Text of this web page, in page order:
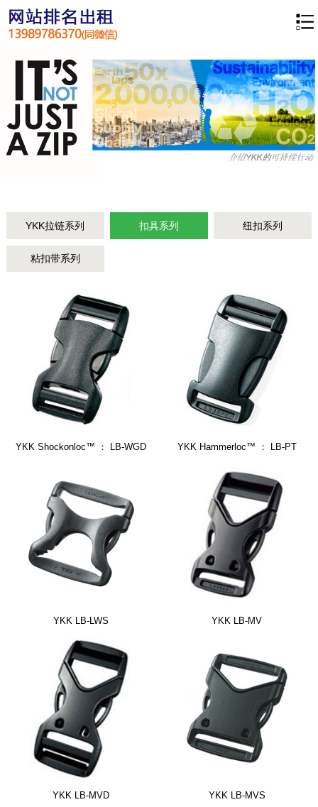
YKK拉链系列 扣具系列 纽扣系列
粘扣带系列
YKK Shockonloc™ ： LB-WGD YKK Hammerloc™ ： LB-PT
YKK LB-LWS YKK LB-MV
YKK LB-MVD YKK LB-MVS